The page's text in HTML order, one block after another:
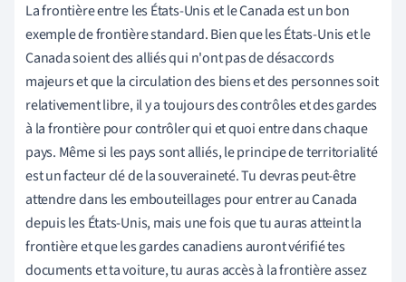
La frontière entre les États-Unis et le Canada est un bon
exemple de frontière standard. Bien que les États-Unis et le
Canada soient des alliés qui n'ont pas de désaccords
majeurs et que la circulation des biens et des personnes soit
relativement libre, il y a toujours des contrôles et des gardes
à la frontière pour contrôler qui et quoi entre dans chaque
pays. Même si les pays sont alliés, le principe de territorialité
est un facteur clé de la souveraineté. Tu devras peut-être
attendre dans les embouteillages pour entrer au Canada
depuis les États-Unis, mais une fois que tu auras atteint la
frontière et que les gardes canadiens auront vérifié tes
documents et ta voiture, tu auras accès à la frontière assez